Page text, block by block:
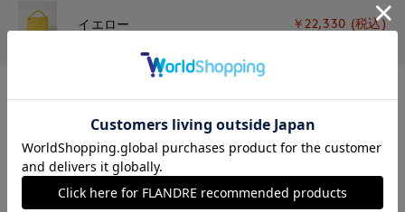
イエロー ￥22,330 (税込)